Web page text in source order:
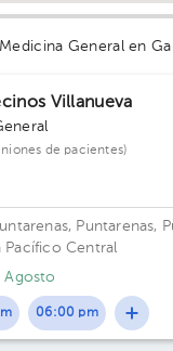
Generalen
Villanueva
de pacientes)
Puntarenas,
Pacífico Central
Agosto
06:00 pm